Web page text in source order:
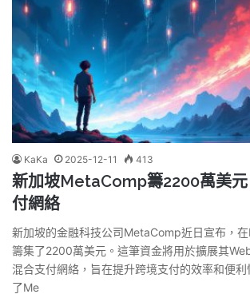
KaKa 2025-12-11 413
新加坡MetaComp籌2200萬美元
付網絡
新加坡的金融科技公司MetaComp近日宣布，
籌集了2200萬美元。這筆資金將用於擴展其
混合支付網絡，旨在提升跨境支付的效率和便
了Me